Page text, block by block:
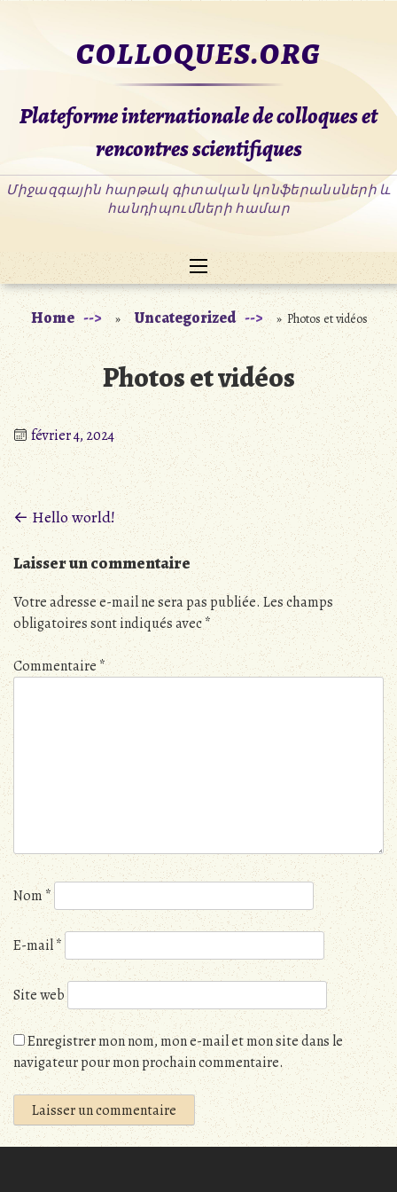
COLLOQUES.ORG
Plateforme internationale de colloques et
rencontres scientifiques
Home » Uncategorized » Photos et vidéos
Photos et vidéos
février 4, 2024
Posts
navigation
← Hello world!
Laisser un commentaire
Votre adresse e-mail ne sera pas publiée.Les champs
obligatoires sont indiqués avec*
Commentaire *
Nom*
E-mail*
Site web
Enregistrer mon nom, mon e-mail et mon site dans le
navigateur pour mon prochain commentaire.